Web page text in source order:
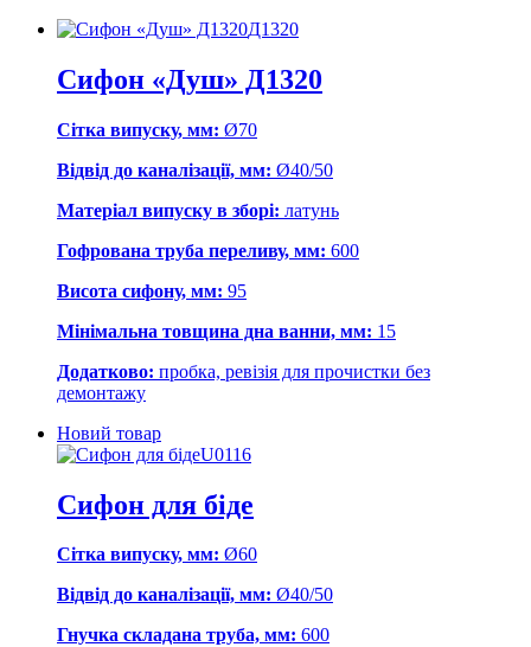
Д1320
Сифон «Душ» Д1320
Сітка випуску, мм: Ø70
Відвід до каналізації, мм: Ø40/50
Матеріал випуску в зборі: латунь
Гофрована труба переливу, мм: 600
Висота сифону, мм: 95
Мінімальна товщина дна ванни, мм: 15
Додатково: пробка, ревізія для прочистки без
демонтажу
Новий товар
U0116
Сифон для біде
Сітка випуску, мм: Ø60
Відвід до каналізації, мм: Ø40/50
Гнучка складана труба, мм: 600